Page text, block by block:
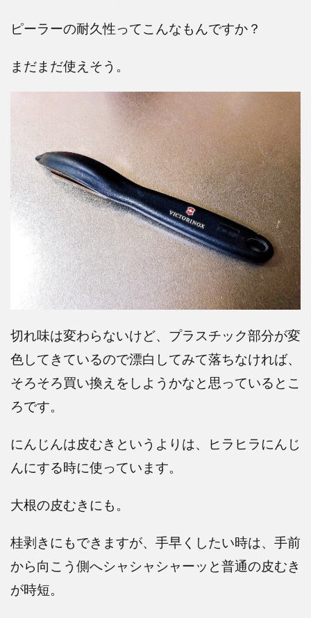
ピーラーの耐久性ってこんなもんですか？
まだまだ使えそう。
切れ味は変わらないけど、プラスチック部分が変
色してきているので漂白してみて落ちなければ、
そろそろ買い換えをしようかなと思っているとこ
ろです。
にんじんは皮むきというよりは、ヒラヒラにんじ
んにする時に使っています。
大根の皮むきにも。
桂剥きにもできますが、手早くしたい時は、手前
から向こう側へシャシャシャーッと普通の皮むき
が時短。